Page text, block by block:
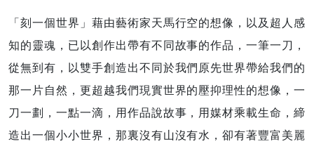
「刻一個世界」藉由藝術家天馬行空的想像，以及超人感
知的靈魂，已以創作出帶有不同故事的作品，一筆一刀，
從無到有，以雙手創造出不同於我們原先世界帶給我們的
那一片自然，更超越我們現實世界的壓抑理性的想像，一
刀一劃，一點一滴，用作品說故事，用媒材乘載生命，締
造出一個小小世界，那裏沒有山沒有水，卻有著豐富美麗